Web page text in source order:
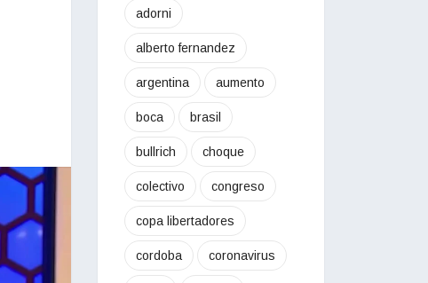
adorni
alberto fernandez
argentina aumento
boca brasil
bullrich choque
colectivo congreso
copa libertadores
cordoba coronavirus